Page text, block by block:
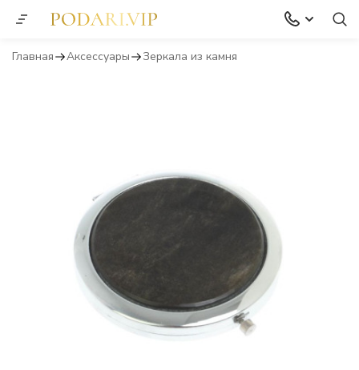
Главная Аксессуары Зеркала из камня